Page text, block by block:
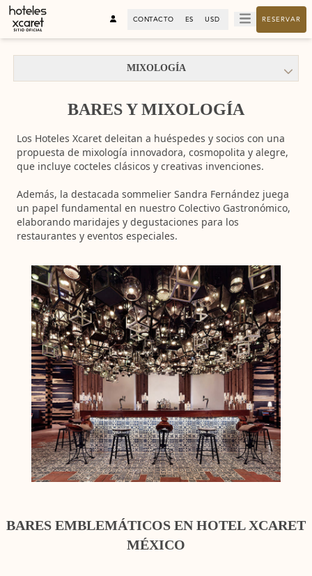
CONTACTO ES USD RESERVAR
MIXOLOGÍA
BARES Y MIXOLOGÍA
Los Hoteles Xcaret deleitan a huéspedes y socios con una
propuesta de mixología innovadora, cosmopolita y alegre,
que incluye cocteles clásicos y creativas invenciones.
Además, la destacada sommelier Sandra Fernández juega
un papel fundamental en nuestro Colectivo Gastronómico,
elaborando maridajes y degustaciones para los
restaurantes y eventos especiales.
BARES EMBLEMÁTICOS EN HOTEL XCARET
MÉXICO